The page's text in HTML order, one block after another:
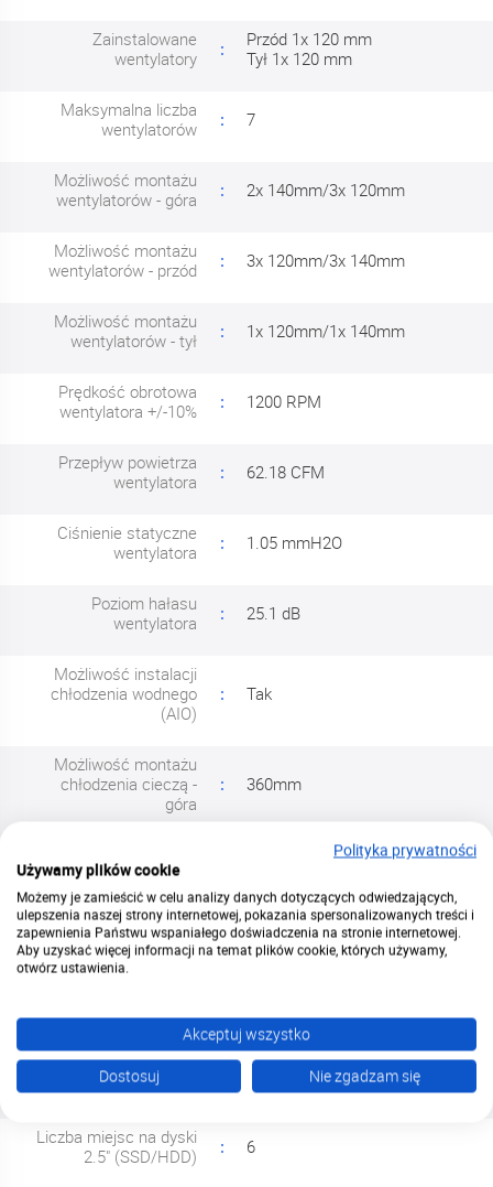
Zainstalowane
wentylatory
Przód 1x 120 mm
Tył 1x 120 mm
Maksymalna liczba
wentylatorów
7
Możliwość montażu
wentylatorów - góra
2x 140mm/3x 120mm
Możliwość montażu
wentylatorów - przód
3x 120mm/3x 140mm
Możliwość montażu
wentylatorów - tył
1x 120mm/1x 140mm
Prędkość obrotowa
wentylatora +/-10%
1200 RPM
Przepływ powietrza
wentylatora
62.18 CFM
Ciśnienie statyczne
wentylatora
1.05 mmH2O
Poziom hałasu
wentylatora
25.1 dB
Możliwość instalacji
chłodzenia wodnego
(AIO)
Tak
Możliwość montażu
chłodzenia cieczą -
góra
360mm
chłodzenia cieczą -
przód
Możliwość montażu
chłodzenia cieczą - tył
140mm
Podświetlenie Nie
Liczba gniazd
rozszerzeń
Liczba miejsc na dyski
2.5" (SSD/HDD)
6
Polityka prywatności
Używamy plików cookie
Możemy je zamieścić w celu analizy danych dotyczących odwiedzających,
ulepszenia naszej strony internetowej, pokazania spersonalizowanych treści i
zapewnienia Państwu wspaniałego doświadczenia na stronie internetowej.
Aby uzyskać więcej informacji na temat plików cookie, których używamy,
otwórz ustawienia.
Akceptuj wszystko
Dostosuj
Nie zgadzam się